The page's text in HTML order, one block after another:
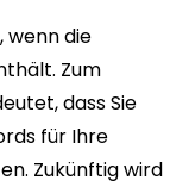
wenn die
Zum
dass Sie
für Ihre
Zukünftig wird